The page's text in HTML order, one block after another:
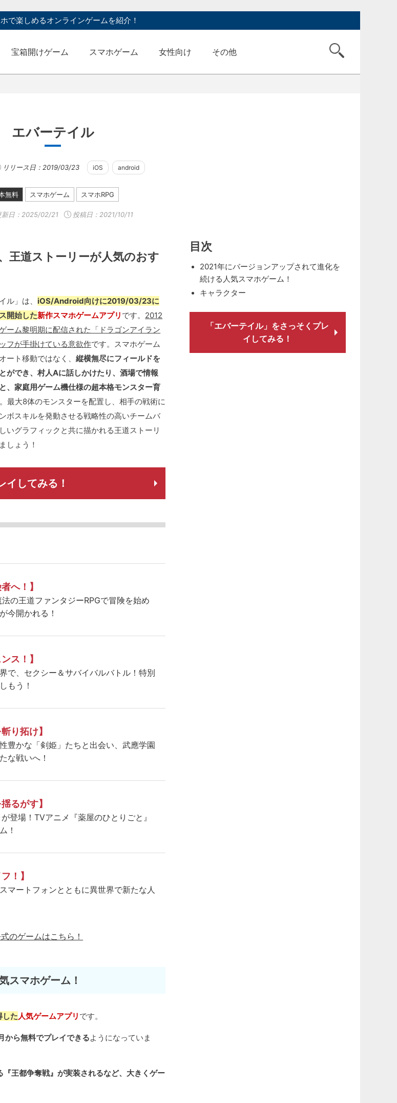
で楽しめるオンラインゲームを紹介！
宝箱開けゲーム スマホゲーム 女性向け その他
エバーテイル
リリース日：2019/03/23 iOS android
無料 スマホゲーム スマホRPG
日： 2025/02/21 投稿日：2021/10/11
王道ストーリーが人気のおす
ル」は、 iOS/Android向けに2019/03/23に
開始した新作スマホゲームアプリ です。 2012
ーム黎明期に配信された「ドラゴンアイラン
フが手掛けている意欲作です。スマホゲーム
ート移動ではなく、縦横無尽にフィールドを
ができ、村人Aに話しかけたり、酒場で情報
、家庭用ゲーム機仕様の超本格モンスター育
最大8体のモンスターを配置し、相手の戦術に
ボスキルを発動させる戦略性の高いチームバ
いグラフィックと共に描かれる王道ストーリ
しょう！
イしてみる！
へ！】
の王道ファンタジーRPGで冒険を始め
今開かれる！
ス！】
で、セクシー＆サバイバルバトル！特別
もう！
り拓け】
豊かな「剣姫」たちと出会い、武應学園
な戦いへ！
るがす】
登場！TVアニメ『薬屋のひとりごと』
！
！】
マートフォンとともに異世界で新たな人
のゲームはこちら！
スマホゲーム！
した人気ゲームアプリ です。
から無料でプレイできるようになっていま
『王都争奪戦』が実装されるなど、大きくゲー
目次
2021年にバージョンアップされて進化を
続ける人気スマホゲーム！
キャラクター
「エバーテイル」をさっそくプレ
イしてみる！